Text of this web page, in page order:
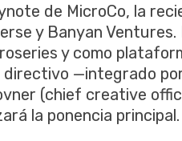
de MicroCo, la
y Banyan Ventures.
y como
—integrado
(chief creative
la ponencia principal.